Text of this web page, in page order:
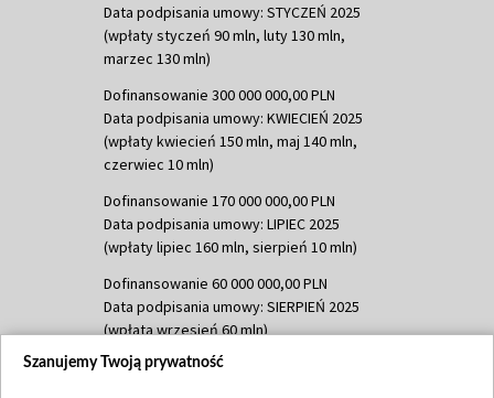
Data podpisania umowy: STYCZEŃ 2025
(wpłaty styczeń 90 mln, luty 130 mln,
marzec 130 mln)
Dofinansowanie 300 000 000,00 PLN
Data podpisania umowy: KWIECIEŃ 2025
(wpłaty kwiecień 150 mln, maj 140 mln,
czerwiec 10 mln)
Dofinansowanie 170 000 000,00 PLN
Data podpisania umowy: LIPIEC 2025
(wpłaty lipiec 160 mln, sierpień 10 mln)
Dofinansowanie 60 000 000,00 PLN
Data podpisania umowy: SIERPIEŃ 2025
(wpłata wrzesień 60 mln)
Dofinansowanie 635 783 051,21 PLN
Szanujemy Twoją prywatność